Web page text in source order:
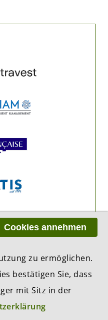
Cookies annehmen
zu ermöglichen.
bestätigen Sie, dass
mit Sitz in der